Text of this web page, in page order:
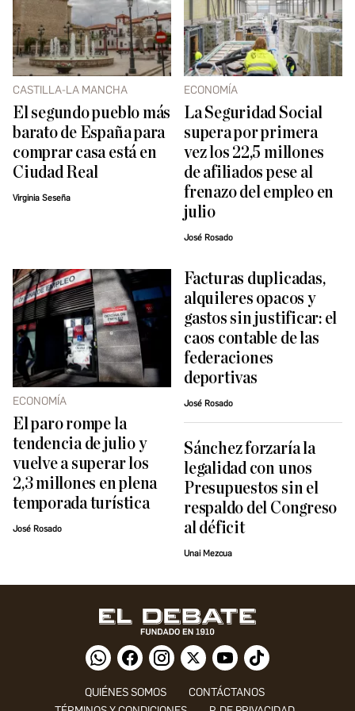
CASTILLA-LA MANCHA
El segundo pueblo más
barato de España para
comprar casa está en
Ciudad Real
Virginia Seseña
ECONOMÍA
La Seguridad Social
supera por primera
vez los 22,5 millones
de afiliados pese al
frenazo del empleo en
julio
José Rosado
ECONOMÍA
El paro rompe la
tendencia de julio y
vuelve a superar los
2,3 millones en plena
temporada turística
José Rosado
Facturas duplicadas,
alquileres opacos y
gastos sin justificar: el
caos contable de las
federaciones
deportivas
José Rosado
Sánchez forzaría la
legalidad con unos
Presupuestos sin el
respaldo del Congreso
al déficit
Unai Mezcua
QUIÉNES SOMOS
CONTÁCTANOS